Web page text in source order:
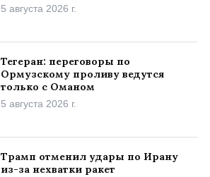
5 августа 2026 г.
Тегеран: переговоры по
Ормузскому проливу ведутся
только с Оманом
5 августа 2026 г.
Трамп отменил удары по Ирану
из-за нехватки ракет